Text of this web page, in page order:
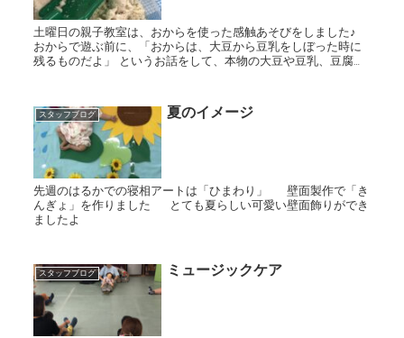
土曜日の親子教室は、おからを使った感触あそびをしました♪
おからで遊ぶ前に、「おからは、大豆から豆乳をしぼった時に
残るものだよ」 というお話をして、本物の大豆や豆乳、豆腐に
スタッフブログ 夏のイメージ
先週のはるかでの寝相アートは「ひまわり」 壁面製作で「き
んぎょ」を作りました とても夏らしい可愛い壁面飾りができ
ましたよ
スタッフブログ ミュージックケア